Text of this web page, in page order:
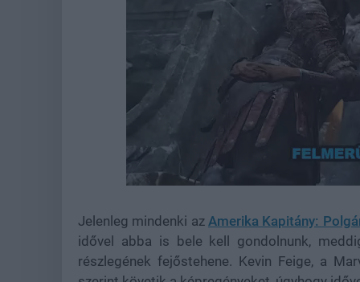
Unmute
21.86%
Jelenleg mindenki az Amerika Kapitány:
idővel abba is bele kell gondolnunk,
részlegének fejőstehene. Kevin Feige, a